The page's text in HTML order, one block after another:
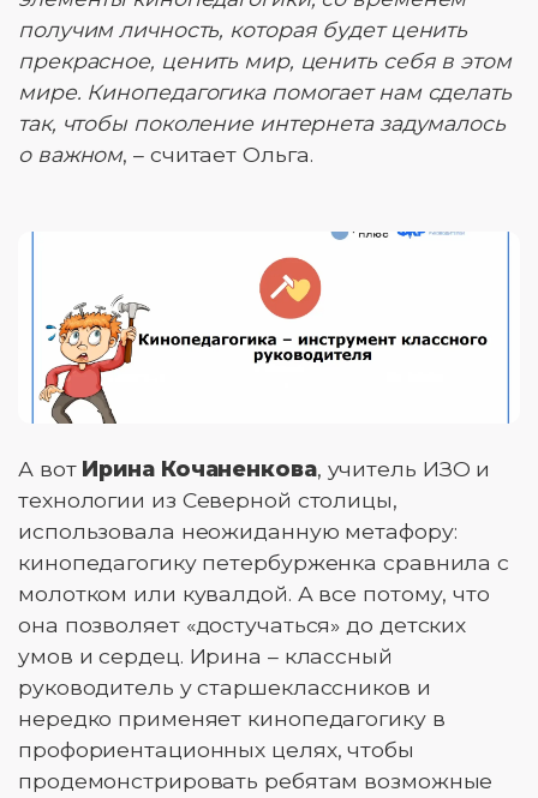
получим личность, которая будет ценить
прекрасное, ценить мир, ценить себя в этом
мире. Кинопедагогика помогает нам сделать
так, чтобы поколение интернета задумалось
о важном, – считает Ольга.
А вот Ирина Кочаненкова, учитель ИЗО и
технологии из Северной столицы,
использовала неожиданную метафору:
кинопедагогику петербурженка сравнила с
молотком или кувалдой. А все потому, что
она позволяет «достучаться» до детских
умов и сердец. Ирина – классный
руководитель у старшеклассников и
нередко применяет кинопедагогику в
профориентационных целях, чтобы
продемонстрировать ребятам возможные